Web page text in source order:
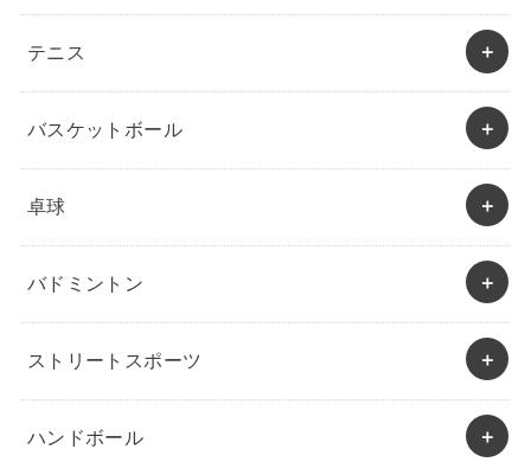
テニス
バスケットボール
卓球
バドミントン
ストリートスポーツ
ハンドボール